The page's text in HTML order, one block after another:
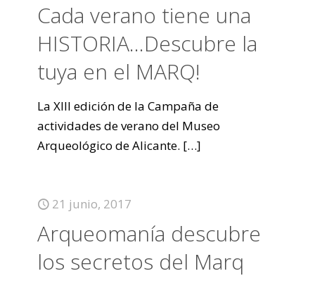
Cada verano tiene una
HISTORIA…Descubre la
tuya en el MARQ!
La XIII edición de la Campaña de
actividades de verano del Museo
Arqueológico de Alicante. […]
21 junio, 2017
Arqueomanía descubre
los secretos del Marq